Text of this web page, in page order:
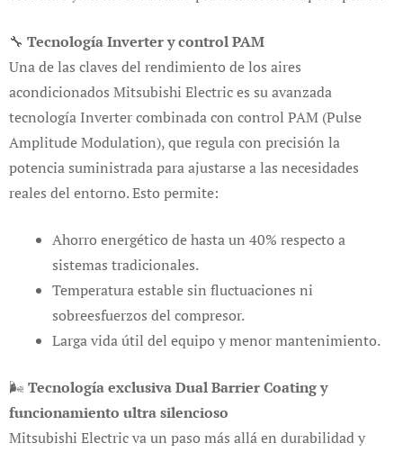
🔧 Tecnología Inverter y control PAM
Una de las claves del rendimiento de los aires
acondicionados Mitsubishi Electric es su avanzada
tecnología Inverter combinada con control PAM (Pulse
Amplitude Modulation), que regula con precisión la
potencia suministrada para ajustarse a las necesidades
reales del entorno. Esto permite:
Ahorro energético de hasta un 40% respecto a
sistemas tradicionales.
Temperatura estable sin fluctuaciones ni
sobreesfuerzos del compresor.
Larga vida útil del equipo y menor mantenimiento.
🌬️Tecnología exclusiva Dual Barrier Coating y
funcionamiento ultra silencioso
Mitsubishi Electric va un paso más allá en durabilidad y